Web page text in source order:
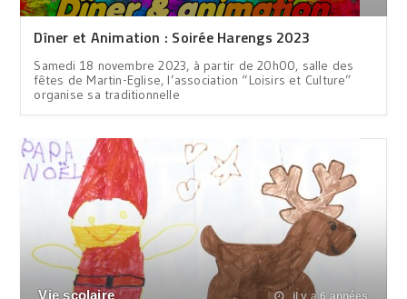
Dîner et Animation : Soirée Harengs 2023
Samedi 18 novembre 2023, à partir de 20h00, salle des
fêtes de Martin-Eglise, l’association “Loisirs et Culture”
organise sa traditionnelle
Vie scolaire il y a 6 années